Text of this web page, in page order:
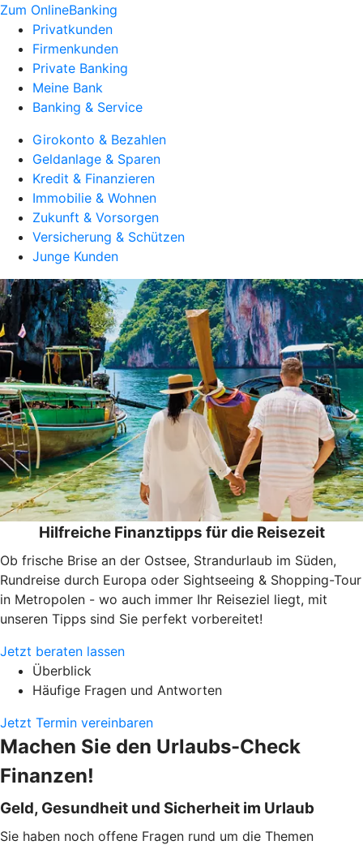
Zum OnlineBanking
Privatkunden
Firmenkunden
Private Banking
Meine Bank
Banking & Service
Girokonto & Bezahlen
Geldanlage & Sparen
Kredit & Finanzieren
Immobilie & Wohnen
Zukunft & Vorsorgen
Versicherung & Schützen
Junge Kunden
Hilfreiche Finanztipps für die Reisezeit
Ob frische Brise an der Ostsee, Strandurlaub im Süden,
Rundreise durch Europa oder Sightseeing & Shopping-Tour
in Metropolen - wo auch immer Ihr Reiseziel liegt, mit
unseren Tipps sind Sie perfekt vorbereitet!
Jetzt beraten lassen
Überblick
Häufige Fragen und Antworten
Jetzt Termin vereinbaren
Machen Sie den Urlaubs-Check
Finanzen!
Geld, Gesundheit und Sicherheit im Urlaub
Sie haben noch offene Fragen rund um die Themen